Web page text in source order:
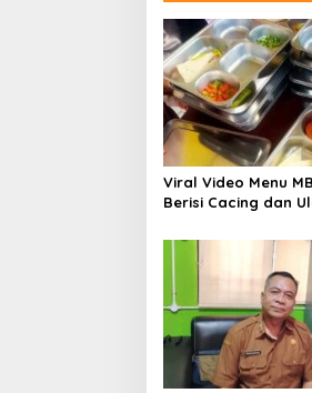
Viral Video Menu
Berisi Cacing dan